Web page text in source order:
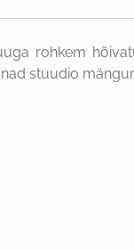
rohkem
stuudio